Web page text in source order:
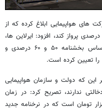
های هواپیمایی ابلاغ کرده که از
اول آبان ماه هواپیما باید با ظرفیت ۵۰ و ۶۰ درصدی پرواز کند، افزود: ایرلاین ها،
انجمن شرکت های هواپیمایی دارند و بر اساس بخشنامه ۵۰ و ۶۰ درصدی و
را تعیین کرده است.
این که دولت و سازمان هواپیمایی
ندارند، تصریح کرد: در زمان
قیمت بلیت تهران-مشهد حدود ۶۰۰ هزار تومان است که در نرخنامه جدید